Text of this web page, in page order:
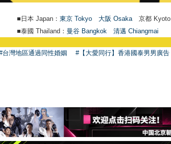
■日本 Japan： 東京 Tokyo 大阪 Osaka 京都 Kyoto
■泰國 Thailand： 曼谷 Bangkok
清邁 Chiangmai
台灣地區通過同性婚姻 #【大愛同行】香港國泰男男廣告